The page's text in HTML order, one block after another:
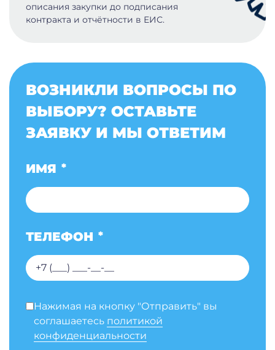
описания закупки до подписания
контракта и отчётности в ЕИС.
ВОЗНИКЛИ ВОПРОСЫ ПО
ВЫБОРУ? ОСТАВЬТЕ
ЗАЯВКУ И МЫ ОТВЕТИМ
ИМЯ *
ТЕЛЕФОН *
Нажимая на кнопку "Отправить" вы
соглашаетесь политикой
конфиденциальности